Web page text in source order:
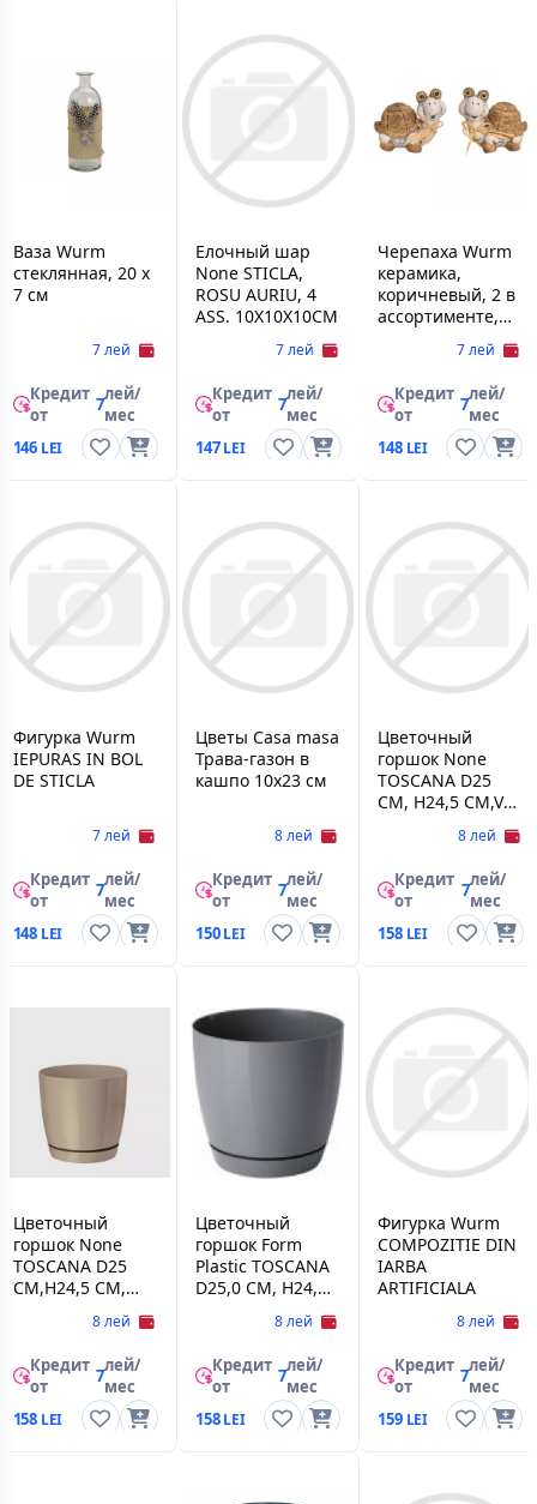
Ваза Wurm
стеклянная, 20 x
7 cм
7 лей
Кредит
от
7лей/
мес
146
Елочный шар
None STICLA,
ROSU AURIU, 4
ASS. 10X10X10CM
7 лей
Кредит
от
7лей/
мес
147
Черепаха Wurm
керамика,
коричневый, 2 в
ассортименте,
7 лей
Кредит
от
7лей/
мес
148
Фигурка Wurm
IEPURAS IN BOL
DE STICLA
7 лей
Кредит
от
7лей/
мес
148
Цветы Casa masa
Трава-газон в
кашпо 10x23 см
8 лей
Кредит
от
7лей/
мес
150
Цветочный
горшок None
TOSCANA D25
CM, H24,5 CM,V9
8 лей
Кредит
от
7лей/
мес
158
Цветочный
горшок None
TOSCANA D25
CM,H24,5 CM,
8 лей
Кредит
от
7лей/
мес
158
Цветочный
горшок Form
Plastic TOSCANA
D25,0 CM, H24,5
8 лей
Кредит
от
7лей/
мес
158
Фигурка Wurm
COMPOZITIE DIN
IARBA
ARTIFICIALA
8 лей
Кредит
от
7лей/
мес
159